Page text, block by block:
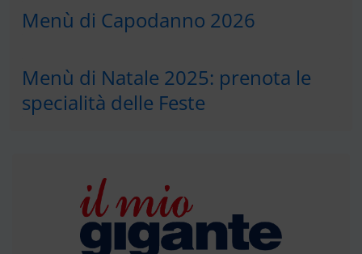
Menù di Capodanno 2026
Menù di Natale 2025: prenota le
specialità delle Feste